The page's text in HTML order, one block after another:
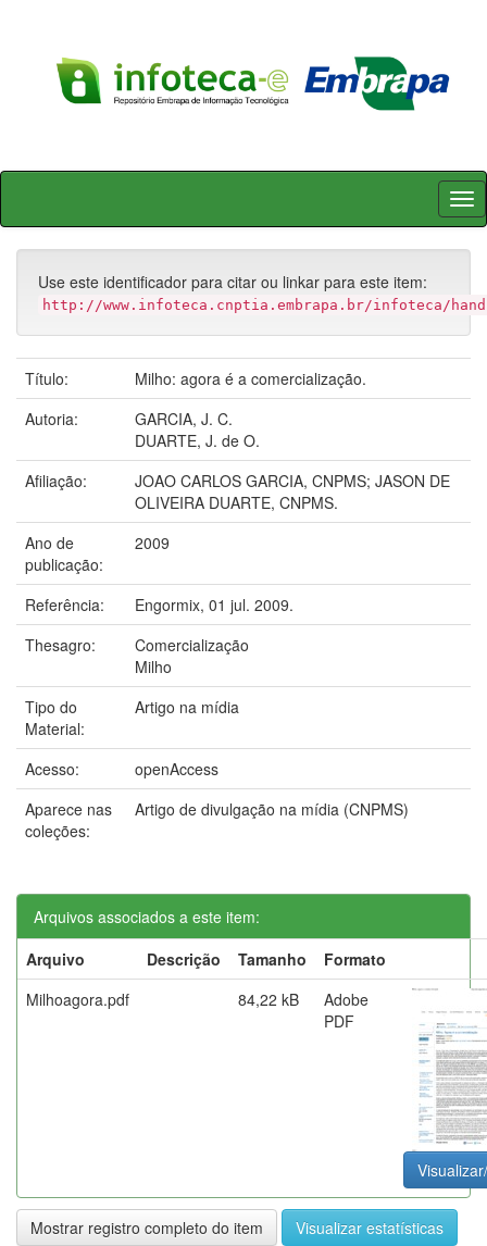
Skip
Use este identificador para citar ou linkar para este item:
http://www.infoteca.cnptia.embrapa.br/infoteca/
Título:
Milho: agora é a comercialização.
Autoria:
GARCIA, J. C.
DUARTE, J. de O.
Afiliação:
JOAO CARLOS GARCIA, CNPMS; JASON DE
OLIVEIRA DUARTE, CNPMS.
Ano de
publicação:
2009
Referência:
Engormix, 01 jul. 2009.
Thesagro:
Comercialização
Milho
Tipo do
Material:
Artigo na mídia
Acesso:
openAccess
Aparece nas
coleções:
Artigo de divulgação na mídia (CNPMS)
Arquivos associados a este item:
Arquivo
Descrição Tamanho
Formato
Milhoagora.pdf
84,22 kB
Adobe
PDF
Mostrar registro completo do item Visualizar estatísticas